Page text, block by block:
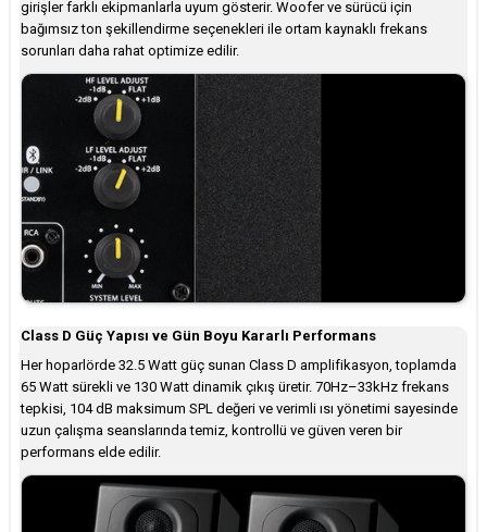
girişler farklı ekipmanlarla uyum gösterir. Woofer ve sürücü için
bağımsız ton şekillendirme seçenekleri ile ortam kaynaklı frekans
sorunları daha rahat optimize edilir.
Class D Güç Yapısı ve Gün Boyu Kararlı Performans
Her hoparlörde 32.5 Watt güç sunan Class D amplifikasyon, toplamda
65 Watt sürekli ve 130 Watt dinamik çıkış üretir. 70Hz–33kHz frekans
tepkisi, 104 dB maksimum SPL değeri ve verimli ısı yönetimi sayesinde
uzun çalışma seanslarında temiz, kontrollü ve güven veren bir
performans elde edilir.